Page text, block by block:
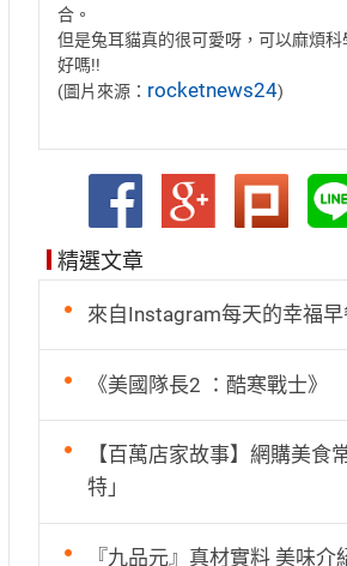
合。
但是兔耳貓真的很可愛呀，可以麻煩
好嗎!!
(圖片來源： rocketnews24)
精選文章
來自Instagram每天的幸福早
《美國隊長2 ：酷寒戰士》
【百萬店家故事】網購美食
特」
『九品元』真材實料 美味介